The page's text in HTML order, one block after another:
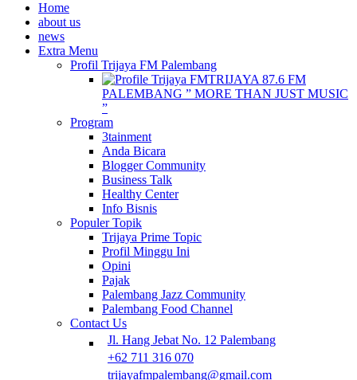
Home
about us
news
Extra Menu
Profil Trijaya FM Palembang
TRIJAYA 87.6 FM
PALEMBANG ” MORE THAN JUST MUSIC
”
Program
3tainment
Anda Bicara
Blogger Community
Business Talk
Healthy Center
Info Bisnis
Populer Topik
Trijaya Prime Topic
Profil Minggu Ini
Opini
Pajak
Palembang Jazz Community
Palembang Food Channel
Contact Us
Jl. Hang Jebat No. 12 Palembang
+62 711 316 070
trijayafmpalembang@gmail.com